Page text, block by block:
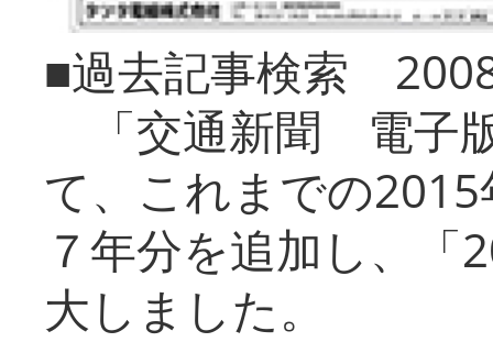
■過去記事検索
「交通新聞 電子
て、これまでの
７年分を追加し、「
大しまし